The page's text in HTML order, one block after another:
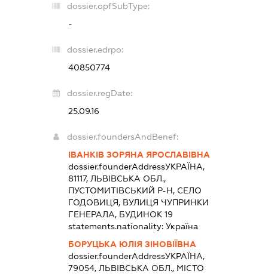
dossier.opfSubType:
-
dossier.edrpo:
40850774
dossier.regDate:
25.09.16
dossier.foundersAndBenef:
ІВАНКІВ ЗОРЯНА ЯРОСЛАВІВНА
dossier.founderAddressУКРАЇНА,
81117, ЛЬВІВСЬКА ОБЛ.,
ПУСТОМИТІВСЬКИЙ Р-Н, СЕЛО
ГОДОВИЦЯ, ВУЛИЦЯ ЧУПРИНКИ
ГЕНЕРАЛА, БУДИНОК 19
statements.nationality:Україна
БОРУЦЬКА ЮЛІЯ ЗІНОВІЇВНА
dossier.founderAddressУКРАЇНА,
79054, ЛЬВІВСЬКА ОБЛ., МІСТО